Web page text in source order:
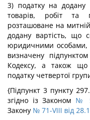
3) податку на додану
товарів, робіт та
розташоване на
додану вартість, що
юридичними особами,
визначену
Кодексу, а також що
податку четвертої
{Підпункт 3 пункту
згідно із Законом №
Закону № 71-VIII від